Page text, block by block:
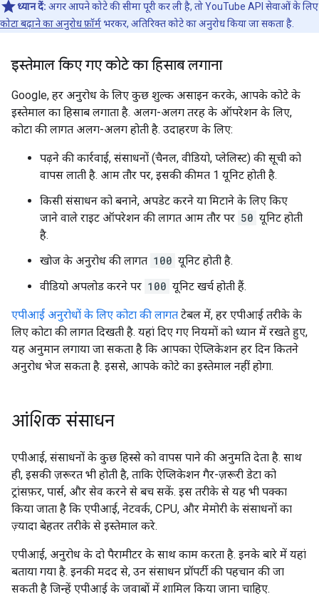
ध्यान दें: अगर आपने कोटे की सीमा पूरी कर ली है, तो YouTube API सेवाओं के लिए
कोटा बढ़ाने का अनुरोध फ़ॉर्म भरकर, अतिरिक्त कोटे का अनुरोध किया जा सकता है.
इस्तेमाल किए गए कोटे का हिसाब लगाना
Google, हर अनुरोध के लिए कुछ शुल्क असाइन करके, आपके कोटे के
इस्तेमाल का हिसाब लगाता है. अलग-अलग तरह के ऑपरेशन के लिए,
कोटा की लागत अलग-अलग होती है. उदाहरण के लिए:
पढ़ने की कार्रवाई, संसाधनों (चैनल, वीडियो, प्लेलिस्ट) की सूची को
वापस लाती है. आम तौर पर, इसकी कीमत 1 यूनिट होती है.
किसी संसाधन को बनाने, अपडेट करने या मिटाने के लिए किए
जाने वाले राइट ऑपरेशन की लागत आम तौर पर 50 यूनिट होती
है.
खोज के अनुरोध की लागत 100 यूनिट होती है.
वीडियो अपलोड करने पर 100 यूनिट खर्च होती हैं.
एपीआई अनुरोधों के लिए कोटा की लागत टेबल में, हर एपीआई तरीके के
लिए कोटा की लागत दिखती है. यहां दिए गए नियमों को ध्यान में रखते हुए,
यह अनुमान लगाया जा सकता है कि आपका ऐप्लिकेशन हर दिन कितने
अनुरोध भेज सकता है. इससे, आपके कोटे का इस्तेमाल नहीं होगा.
आंशिक संसाधन
एपीआई, संसाधनों के कुछ हिस्से को वापस पाने की अनुमति देता है. साथ
ही, इसकी ज़रूरत भी होती है, ताकि ऐप्लिकेशन गैर-ज़रूरी डेटा को
ट्रांसफ़र, पार्स, और सेव करने से बच सकें. इस तरीके से यह भी पक्का
किया जाता है कि एपीआई, नेटवर्क, CPU, और मेमोरी के संसाधनों का
ज़्यादा बेहतर तरीके से इस्तेमाल करे.
एपीआई, अनुरोध के दो पैरामीटर के साथ काम करता है. इनके बारे में यहां
बताया गया है. इनकी मदद से, उन संसाधन प्रॉपर्टी की पहचान की जा
सकती है जिन्हें एपीआई के जवाबों में शामिल किया जाना चाहिए.